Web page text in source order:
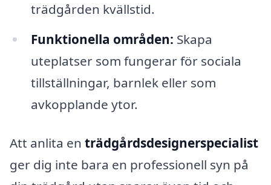
trädgården kvällstid.
Funktionella områden: Skapa
uteplatser som fungerar för sociala
tillställningar, barnlek eller som
avkopplande ytor.
Att anlita en trädgårdsdesignerspecialist
ger dig inte bara en professionell syn på